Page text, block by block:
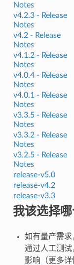
Notes
v4.2.3 - Release
Notes
v4.2 - Release
Notes
v4.1.2 - Release
Notes
v4.0.4 - Release
Notes
v4.0.1 - Release
Notes
v3.3.5 - Release
Notes
v3.3.2 - Release
Notes
v3.2.5 - Release
Notes
release-v5.0
release-v4.2
release-v3.3
我该选择哪
如有量产需求
通过人工测
影响（更多详